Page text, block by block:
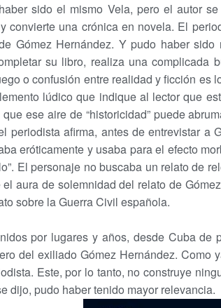
sido el mismo Vela, pero el autor
convierte una crónica en novela. El
Gómez Hernández. Y pudo haber
su libro, realiza una complicada
o confusión entre realidad y ficción es
lúdico que indique al lector que
ese aire de “historicidad” puede
periodista afirma, antes de entrevistar
eróticamente y usaba para el efecto
El personaje no buscaba un relato de
aura de solemnidad del relato de
sobre la Guerra Civil española.
por lugares y años, desde Cuba
del exiliado Gómez Hernández.
Este, por lo tanto, no construye
dijo, pudo haber tenido mayor relevancia.